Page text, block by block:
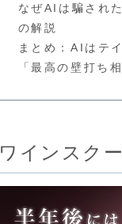
なぜAIは騙され
の解説
まとめ：AIはテ
「最高の壁打ち相
ワインスク